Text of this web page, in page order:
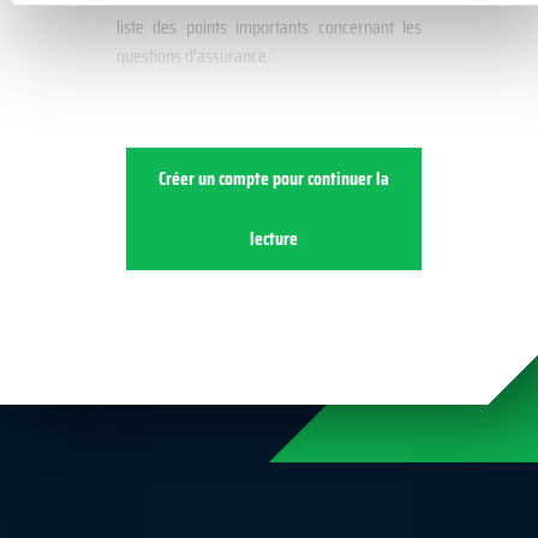
liste des points importants concernant les
questions d'assurance :
Créer un compte pour continuer la
lecture